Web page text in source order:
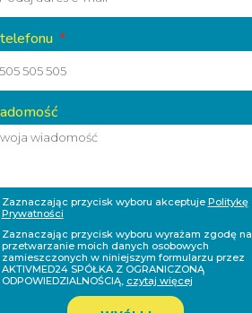
Zaznaczając przycisk wyboru akceptuje Politykę
Prywatności
Zaznaczając przycisk wyboru wyrażam zgodę na
przetwarzanie moich danych osobowych
zamieszczonych w niniejszym formularzu przez
AKTIVMED24 SPÓŁKA Z OGRANICZONĄ
ODPOWIEDZIALNOŚCIĄ, czytaj więcej